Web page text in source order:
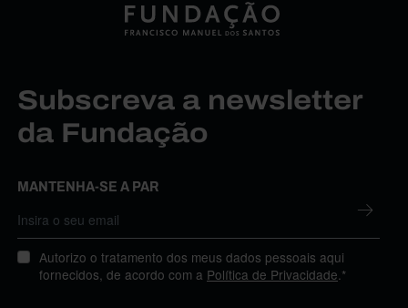
Subscreva a newsletter
da Fundação
MANTENHA-SE A PAR
Autorizo o tratamento dos meus dados pessoais aqui
fornecidos, de acordo com a Política de Privacidade .*